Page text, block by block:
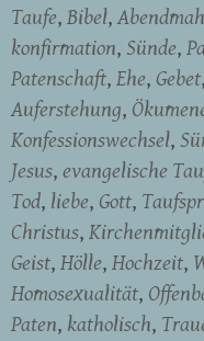
Taufe Bibel
konfirmation Sünde
Patenschaft Ehe Gebet
Auferstehung
Konfessionswechsel
Jesus evangelische
Tod liebe Gott
Christus
Geist Hölle Hochzeit
Homosexualität
Paten katholisch